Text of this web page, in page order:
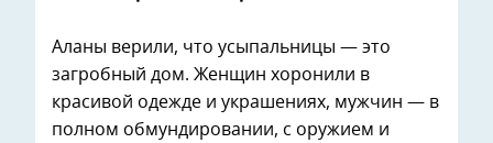
Аланы верили, что усыпальницы — это
загробный дом. Женщин хоронили в
красивой одежде и украшениях, мужчин — в
полном обмундировании, с оружием и